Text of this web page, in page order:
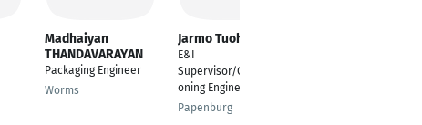
Madhaiyan
THANDAVARAYAN
Packaging Engineer
Worms
Jarmo Tuohimaa
E&I
Supervisor/Commissi
oning Engineer
Papenburg